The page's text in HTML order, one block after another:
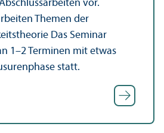
vor.
Themen der
Das Seminar
1–2 Terminen mit etwas
statt.